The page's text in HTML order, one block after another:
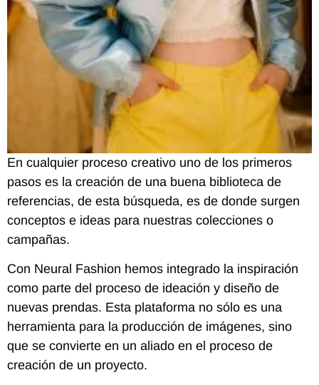
En cualquier proceso creativo uno de los primeros
pasos es la creación de una buena biblioteca de
referencias, de esta búsqueda, es de donde surgen
conceptos e ideas para nuestras colecciones o
campañas.
Con Neural Fashion hemos integrado la inspiración
como parte del proceso de ideación y diseño de
nuevas prendas. Esta plataforma no sólo es una
herramienta para la producción de imágenes, sino
que se convierte en un aliado en el proceso de
creación de un proyecto.